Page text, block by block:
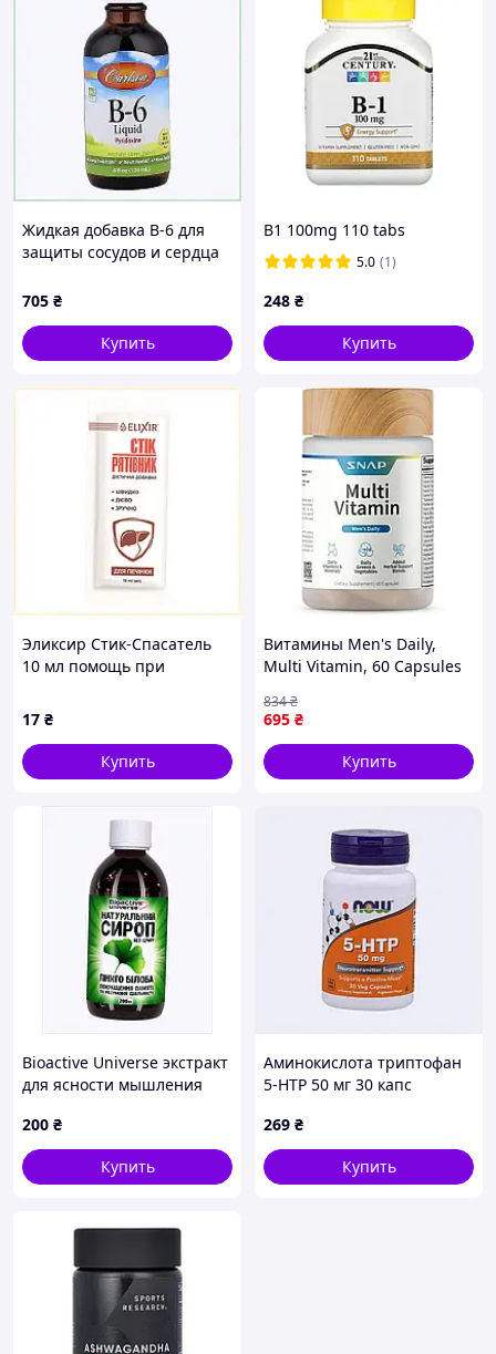
Жидкая добавка B-6 для
защиты сосудов и сердца
705 ₴
Купить
B1 100mg 110 tabs
5.0 (1)
248 ₴
Купить
Эликсир Стик-Спасатель
10 мл помощь при
17 ₴
Купить
Витамины Men's Daily,
Multi Vitamin, 60 Capsules
695 ₴
834₴
Купить
Bioactive Universe экстракт
для ясности мышления
200 ₴
Купить
Аминокислота триптофан
5-HTP 50 мг 30 капс
233M7M340
269 ₴
Купить